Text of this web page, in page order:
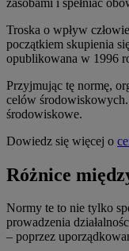
Troska o wpływ
początkiem skupienia
opublikowana w 1996
Przyjmując tę normę,
celów
środowiskowe.
Dowiedz się więcej o
Różnice
Normy te to nie tylko
prowadzenia
– poprzez